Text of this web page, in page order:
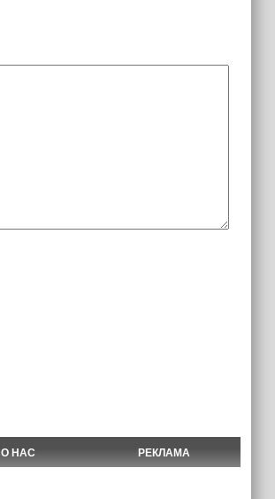
О НАС РЕКЛАМА